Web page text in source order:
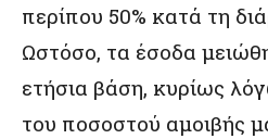
περίπου 50% κατά τη
Ωστόσο, τα έσοδα
ετήσια βάση, κυρίως
του ποσοστού αμοιβής